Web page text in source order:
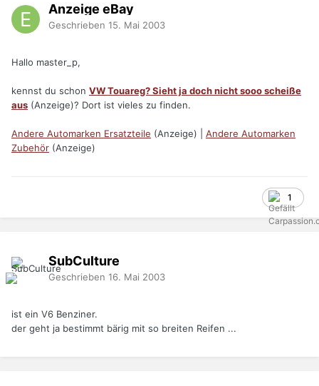
Anzeige eBay
Geschrieben 15. Mai 2003
Hallo master_p,
kennst du schon VW Touareg? Sieht ja doch nicht sooo scheiße
aus (Anzeige)? Dort ist vieles zu finden.
Andere Automarken Ersatzteile (Anzeige) | Andere Automarken
Zubehör (Anzeige)
1
SubCulture
Geschrieben 16. Mai 2003
ist ein V6 Benziner.
der geht ja bestimmt bärig mit so breiten Reifen ...